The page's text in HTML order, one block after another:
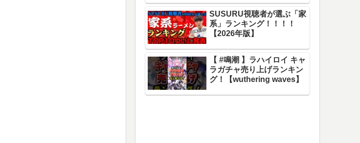
SUSURU視聴者が選ぶ「家
系」ランキング！！！！
【2026年版】
【 #鳴潮 】ラハイロイ キャ
ラガチャ売り上げランキン
グ！【wuthering waves】